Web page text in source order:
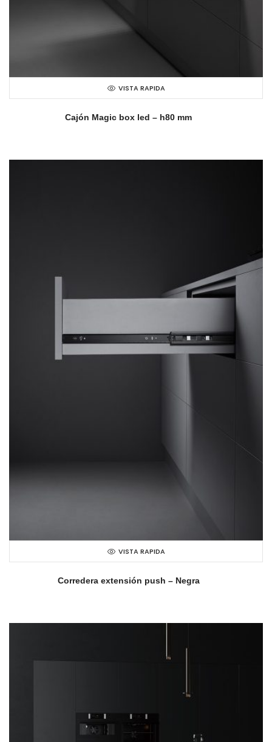
VISTA RAPIDA
Cajón Magic box led – h80 mm
VISTA RAPIDA
Corredera extensión push – Negra